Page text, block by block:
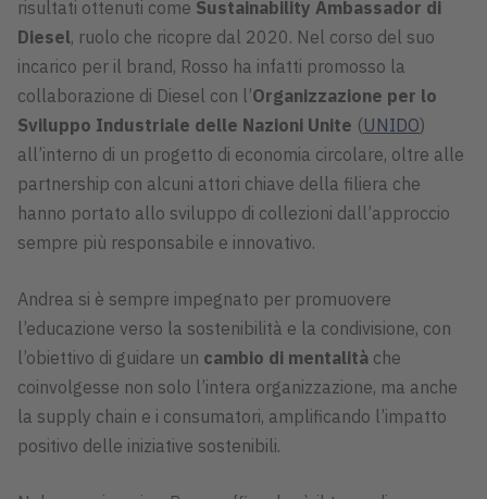
risultati ottenuti come Sustainability Ambassador di
Diesel, ruolo che ricopre dal 2020. Nel corso del suo
incarico per il brand, Rosso ha infatti promosso la
collaborazione di Diesel con l’Organizzazione per lo
Sviluppo Industriale delle Nazioni Unite (UNIDO)
all’interno di un progetto di economia circolare, oltre alle
partnership con alcuni attori chiave della filiera che
hanno portato allo sviluppo di collezioni dall’approccio
sempre più responsabile e innovativo.
Andrea si è sempre impegnato per promuovere
l’educazione verso la sostenibilità e la condivisione, con
l’obiettivo di guidare un cambio di mentalità che
coinvolgesse non solo l’intera organizzazione, ma anche
la supply chain e i consumatori, amplificando l’impatto
positivo delle iniziative sostenibili.